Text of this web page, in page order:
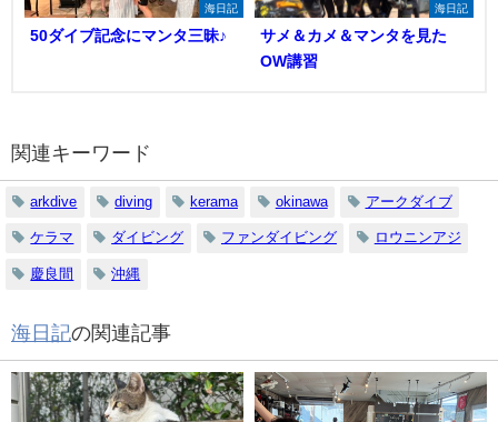
海日記
50ダイブ記念にマンタ三昧♪
海日記
サメ＆カメ＆マンタを見た
OW講習
関連キーワード
arkdive diving kerama okinawa アークダイブ
ケラマ ダイビング ファンダイビング ロウニンアジ
慶良間 沖縄
海日記の関連記事